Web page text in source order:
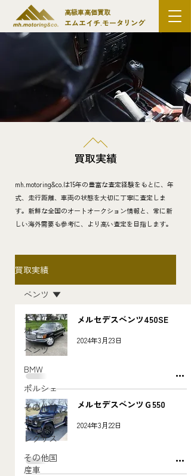
高級車高価買取
エムエイチ.モータリング
買取実績
mh.motoring&co.は15年の豊富な査定経験をもとに、年
式、走行距離、車両の状態を大切に丁寧に査定しま
す。新鮮な全国のオートオークション情報と、常に新
しい海外需要も参考に、より高い査定を目指します。
買取実績
全ての車
種
ベンツ
BMW
ポルシェ
その他輸
入車
レクサス
その他国
産車
ベンツ
メルセデスベンツ450SE
2024年3月23日
メルセデスベンツＧ550
2024年3月22日